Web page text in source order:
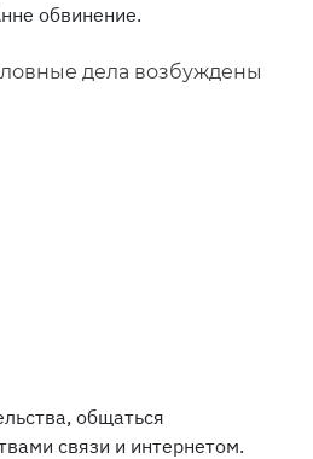
обвинение.
дела возбуждены
общаться
связи и интернетом.